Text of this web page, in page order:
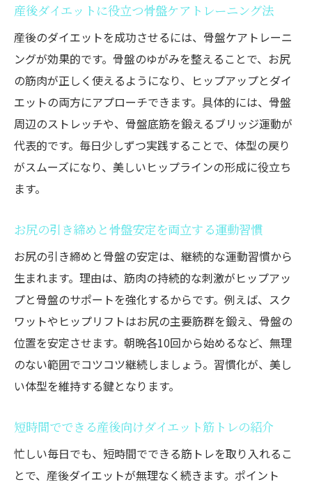
産後ダイエットに役立つ骨盤ケアトレーニング法
産後のダイエットを成功させるには、骨盤ケアトレーニ
ングが効果的です。骨盤のゆがみを整えることで、お尻
の筋肉が正しく使えるようになり、ヒップアップとダイ
エットの両方にアプローチできます。具体的には、骨盤
周辺のストレッチや、骨盤底筋を鍛えるブリッジ運動が
代表的です。毎日少しずつ実践することで、体型の戻り
がスムーズになり、美しいヒップラインの形成に役立ち
ます。
お尻の引き締めと骨盤安定を両立する運動習慣
お尻の引き締めと骨盤の安定は、継続的な運動習慣から
生まれます。理由は、筋肉の持続的な刺激がヒップアッ
プと骨盤のサポートを強化するからです。例えば、スク
ワットやヒップリフトはお尻の主要筋群を鍛え、骨盤の
位置を安定させます。朝晩各10回から始めるなど、無理
のない範囲でコツコツ継続しましょう。習慣化が、美し
い体型を維持する鍵となります。
短時間でできる産後向けダイエット筋トレの紹介
忙しい毎日でも、短時間でできる筋トレを取り入れるこ
とで、産後ダイエットが無理なく続きます。ポイント